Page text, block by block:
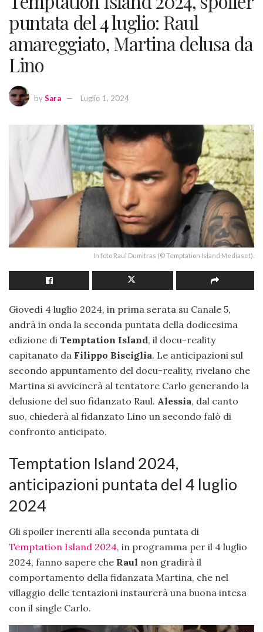
puntata del 4 luglio: Raul
amareggiato, Martina delusa da
Lino
bySara Luglio 1, 2024
In foto Raul Dumitras (© Temptation Island Mediaset).
Giovedì 4 luglio 2024, in prima serata su Canale 5,
andrà in onda la seconda puntata della dodicesima
edizione di Temptation Island, il docu-reality
capitanato da Filippo Bisciglia. Le anticipazioni sul
secondo appuntamento del docu-reality, rivelano che
Martina si avvicinerà al tentatore Carlo generando la
delusione del suo fidanzato Raul. Alessia, dal canto
suo, chiederà al fidanzato Lino un secondo falò di
confronto anticipato.
Temptation Island 2024,
anticipazioni puntata del 4 luglio
2024
Gli spoiler inerenti alla seconda puntata di
Temptation Island 2024, in programma per il 4 luglio
2024, fanno sapere che Raul non gradirà il
comportamento della fidanzata Martina, che nel
villaggio delle tentazioni instaurerà una buona intesa
con il single Carlo.